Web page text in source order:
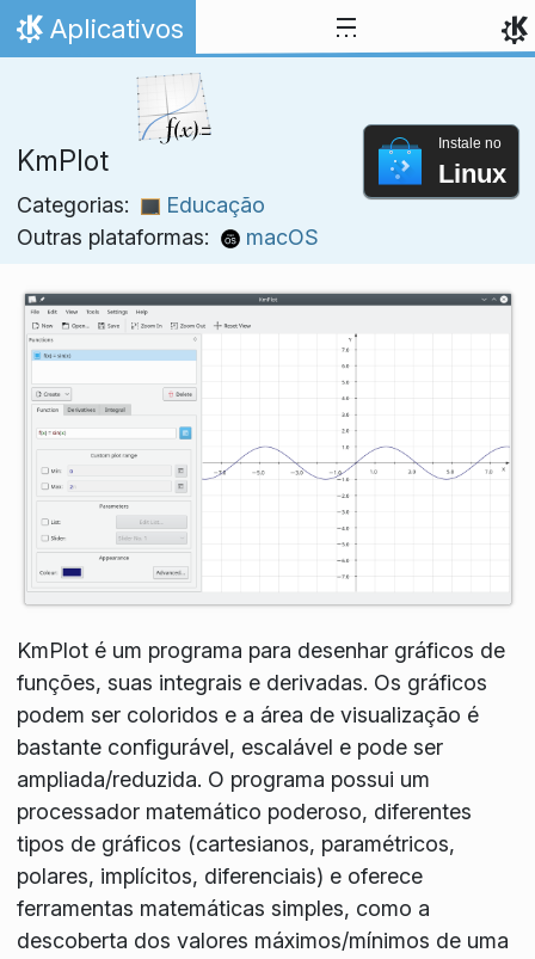
Ir para o conteúdo
Início
Aplicativos
KmPlot
Categorias:
Educação
Outras plataformas:
macOS
Instale no
Linux
KmPlot é um programa para desenhar gráficos de
funções, suas integrais e derivadas. Os gráficos
podem ser coloridos e a área de visualização é
bastante configurável, escalável e pode ser
ampliada/reduzida. O programa possui um
processador matemático poderoso, diferentes
tipos de gráficos (cartesianos, paramétricos,
polares, implícitos, diferenciais) e oferece
ferramentas matemáticas simples, como a
descoberta dos valores máximos/mínimos de uma